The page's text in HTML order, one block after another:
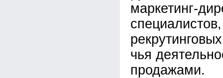
маркетинг-
чья
продажами.